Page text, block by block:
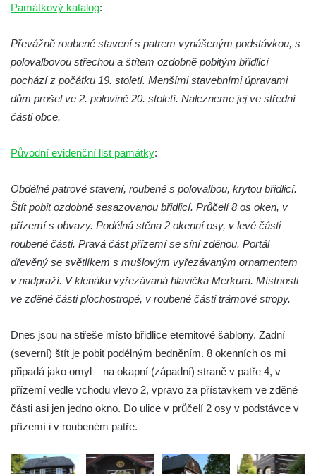
Českých Budějovicích
Biskupská rezidence v Českých
Budějovicích
Dům čp. 20 ve Velešíně, zvaný U Kantůrků
Fara v Římově
Rumburku
Gymnázium v Rumburku
Budova čp. 1066/3 (Základní škola Tyršova)
v Rumburku
Rumburku
Dům čp. 105/10 na Lužickém náměstí v
Rumburku
Rumburku
Památkový katalog:
Převážně roubené stavení s patrem vynášeným podstávkou, s
polovalbovou střechou a štítem ozdobně pobitým břidlicí
pochází z počátku 19. století. Menšími stavebními úpravami
dům prošel ve 2. polovině 20. století. Nalezneme jej ve střední
části obce.
Původní evidenční list památky:
Obdélné patrové stavení, roubené s polovalbou, krytou břidlicí.
Štít pobit ozdobně sesazovanou břidlicí. Průčelí 8 os oken, v
přízemí s obvazy. Podélná stěna 2 okenní osy, v levé části
roubené části. Pravá část přízemí se síní zděnou. Portál
dřevěný se světlíkem s mušlovým vyřezávaným ornamentem
v nadpraží. V klenáku vyřezávaná hlavička Merkura. Místnosti
ve zděné části plochostropé, v roubené části trámové stropy.
Dnes jsou na střeše místo břidlice eternitové šablony. Zadní
(severní) štít je pobit podélným bedněním. 8 okenních os mi
připadá jako omyl – na okapní (západní) straně v patře 4, v
přízemí vedle vchodu vlevo 2, vpravo za přístavkem ve zděné
části asi jen jedno okno. Do ulice v průčelí 2 osy v podstávce v
přízemí i v roubeném patře.